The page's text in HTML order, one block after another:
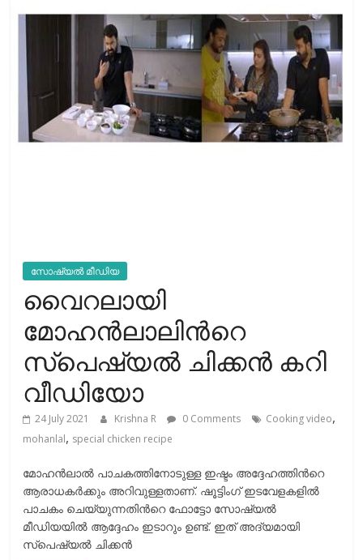
സോഷ്യല്‍ മീഡിയ
വൈറലായി
മോഹന്‍ലാലിന്‍റെ
സ്പെഷ്യല്‍ ചിക്കന്‍ കറി
വീഡിയോ
24 July 2021 Krishna R 0 Comments Cooking video,
mohanlal, special chicken recipe
മോഹന്‍ലാല്‍ പാചകത്തിനോടുള്ള ഇഷ്ടം അദ്ദേഹത്തിന്‍റെ
ആരാധകര്‍ക്കും അറിവുള്ളതാണ്. ഷൂട്ടിംഗ് ഇടവേളകളില്‍
പാചകം ചെയ്യുന്നതിന്‍റെ ഫോട്ടോ സോഷ്യല്‍
മീഡിയയില്‍ ആദ്ദേഹം ഇടാറും ഉണ്ട്. ഇത് അദ്യമായി
സ്പെഷ്യല്‍ ചിക്കന്‍